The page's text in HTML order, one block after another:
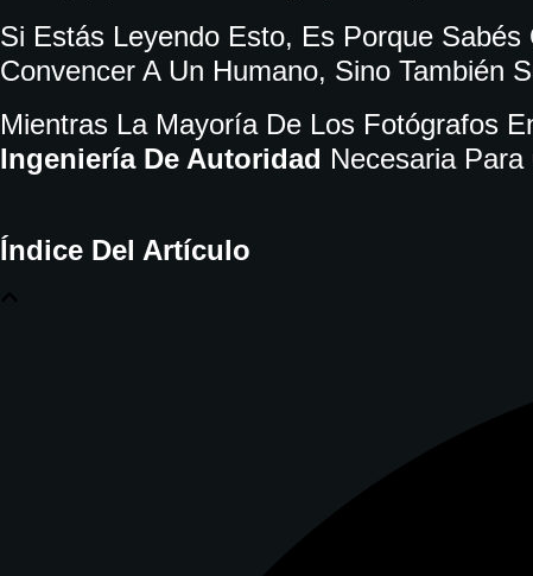
Si Estás Leyendo Esto, Es Porque
Convencer A Un Humano, Sino También
Mientras La Mayoría De Los Fotógrafos
Ingeniería De Autoridad Necesaria
Índice Del Artículo